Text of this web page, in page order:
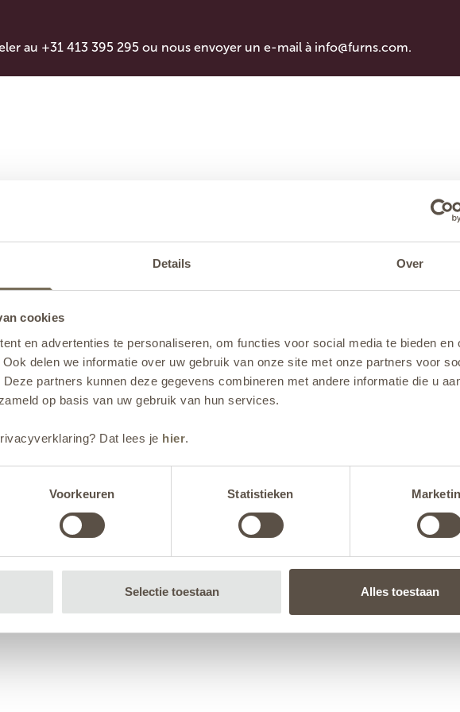
Details Over
cookies
en advertenties te personaliseren, om functies voor social media te bieden en
delen we informatie over uw gebruik van onze site met onze partners voor
partners kunnen deze gegevens combineren met andere informatie die u
op basis van uw gebruik van hun services.
Dat lees je hier.
Voorkeuren Statistieken
Selectie toestaan Alles toestaan
au +31 413 395 295 ou nous envoyer un e-mail à info@furns.com.